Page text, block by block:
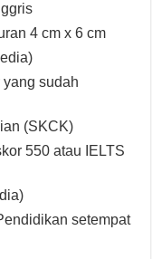
4 cm x 6 cm
sudah
(SKCK)
550 atau IELTS
setempat